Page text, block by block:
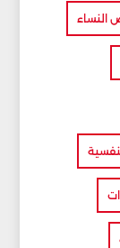
النساء